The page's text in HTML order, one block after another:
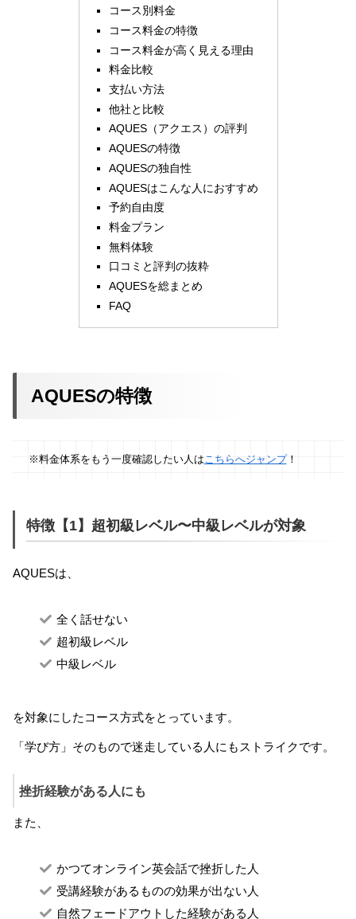
コース別料金
コース料金の特徴
コース料金が高く見える理由
料金比較
支払い方法
他社と比較
AQUES（アクエス）の評判
AQUESの特徴
AQUESの独自性
AQUESはこんな人におすすめ
予約自由度
料金プラン
無料体験
口コミと評判の抜粋
AQUESを総まとめ
FAQ
AQUESの特徴
※料金体系をもう一度確認したい人はこちらへジャンプ！
特徴【1】超初級レベル〜中級レベルが対象
AQUESは、
全く話せない
超初級レベル
中級レベル
を対象にしたコース方式をとっています。
「学び方」そのもので迷走している人にもストライクです。
挫折経験がある人にも
また、
かつてオンライン英会話で挫折した人
受講経験があるものの効果が出ない人
自然フェードアウトした経験がある人